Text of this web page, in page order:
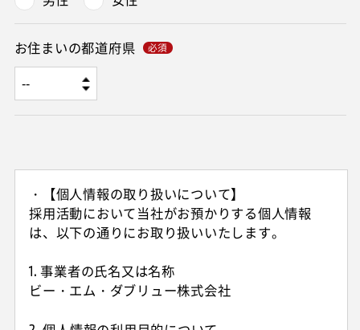
お住まいの都道府県
・【個人情報の取り扱いについて】
採用活動において当社がお預かりする個人情報
は、以下の通りにお取り扱いいたします。
1. 事業者の氏名又は名称
ビー・エム・ダブリュー株式会社